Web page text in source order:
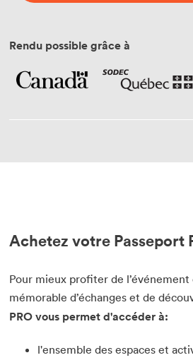
Rendu possible grâce à
Achetez votre Passeport
Pour mieux profiter de
mémorable d’échanges et de
PRO vous permet d'accéder à:
l'ensemble des espaces et